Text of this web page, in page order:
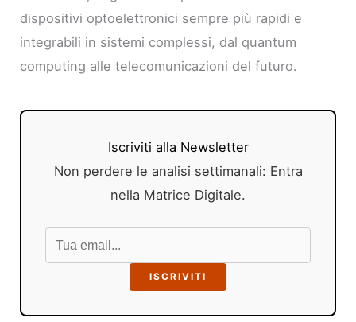
dispositivi optoelettronici sempre più rapidi e
integrabili in sistemi complessi, dal quantum
computing alle telecomunicazioni del futuro.
Iscriviti alla Newsletter
Non perdere le analisi settimanali: Entra
nella Matrice Digitale.
ISCRIVITI